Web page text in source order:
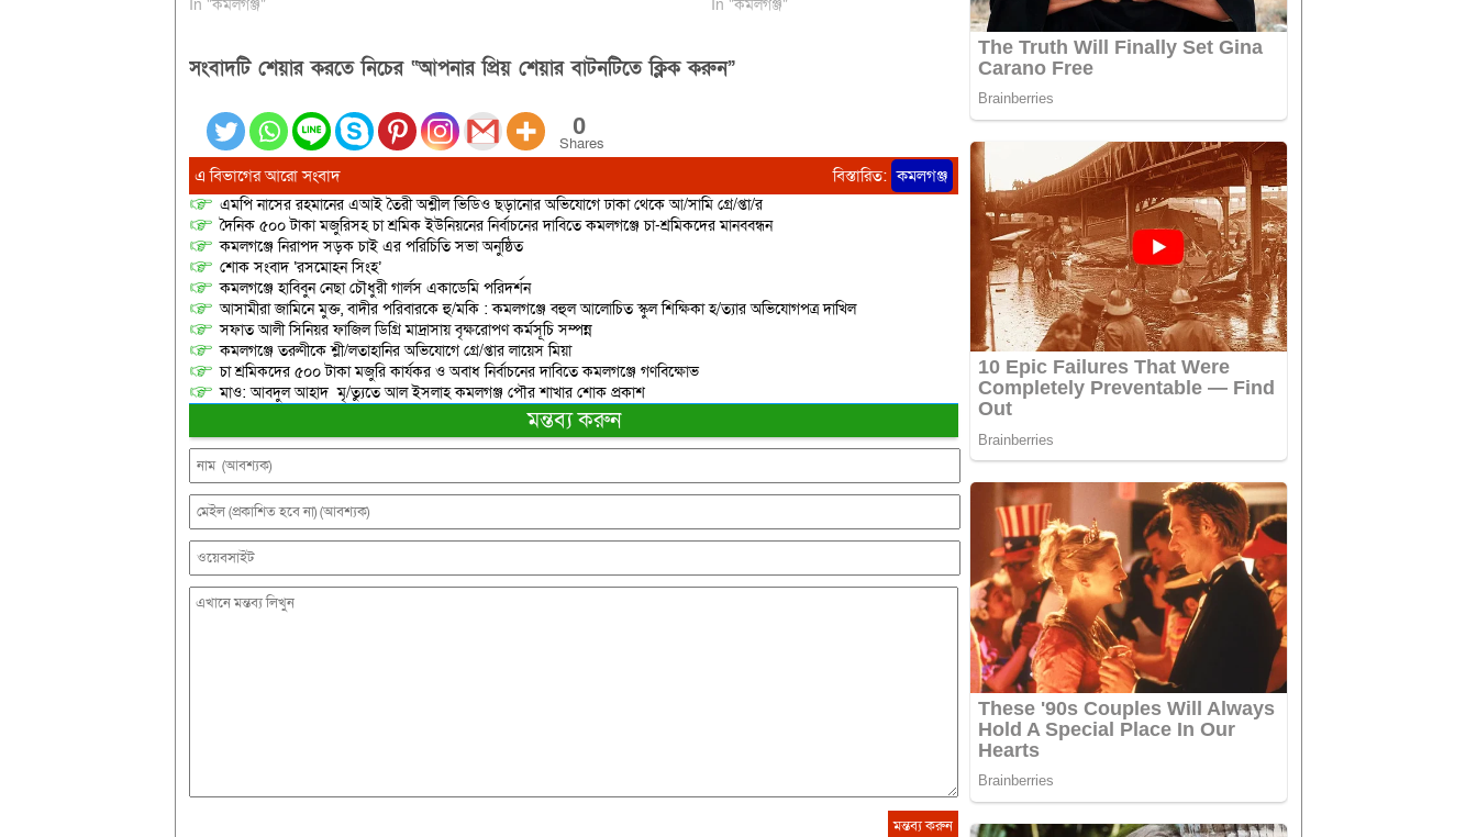
In "কমলগঞ্জ"
In "কমলগঞ্জ"
সংবাদটি শেয়ার করতে নিচের “আপনার প্রিয় শেয়ার বাটনটিতে ক্লিক করুন”
0
Shares
এ বিভাগের আরো সংবাদ বিস্তারিত: কমলগঞ্জ
এমপি নাসের রহমানের এআই তৈরী অশ্লীল ভিডিও ছড়ানোর অভিযোগে ঢাকা থেকে আ/সামি গ্রে/প্তা/র
দৈনিক ৫০০ টাকা মজুরিসহ চা শ্রমিক ইউনিয়নের নির্বাচনের দাবিতে কমলগঞ্জে চা-শ্রমিকদের মানববন্ধন
কমলগঞ্জে নিরাপদ সড়ক চাই এর পরিচিতি সভা অনুষ্ঠিত
শোক সংবাদ ‘রসমোহন সিংহ’
কমলগঞ্জে হাবিবুন নেছা চৌধুরী গার্লস একাডেমি পরিদর্শন
আসামীরা জামিনে মুক্ত, বাদীর পরিবারকে হু/মকি : কমলগঞ্জে বহুল আলোচিত স্কুল শিক্ষিকা হ/ত্যার অভিযোগপত্র দাখিল
সফাত আলী সিনিয়র ফাজিল ডিগ্রি মাদ্রাসায় বৃক্ষরোপণ কর্মসূচি সম্পন্ন
কমলগঞ্জে তরুণীকে শ্লী/লতাহানির অভিযোগে গ্রে/প্তার লায়েস মিয়া
চা শ্রমিকদের ৫০০ টাকা মজুরি কার্যকর ও অবাধ নির্বাচনের দাবিতে কমলগঞ্জে গণবিক্ষোভ
মাও: আবদুল আহাদ মৃ/ত্যুতে আল ইসলাহ কমলগঞ্জ পৌর শাখার শোক প্রকাশ
মন্তব্য করুন